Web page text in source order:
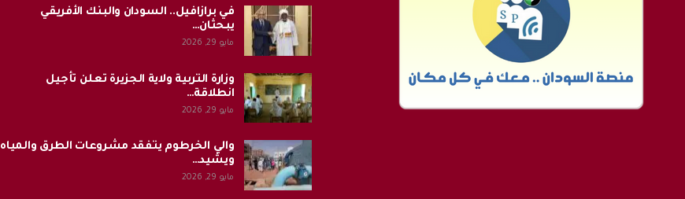
في برازافيل.. السودان والبنك الأفريقي
يبحثان…
مايو 29, 2026
وزارة التربية ولاية الجزيرة تعلن تأجيل
انطلاقة…
مايو 29, 2026
والي الخرطوم يتفقد مشروعات الطرق والمياه
ويشيد…
مايو 29, 2026